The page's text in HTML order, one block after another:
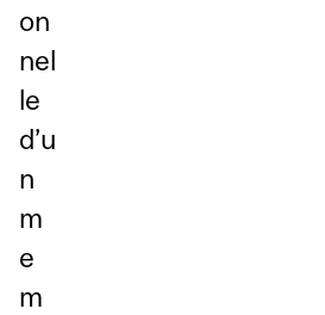
on
nel
le
d’u
n
m
e
m